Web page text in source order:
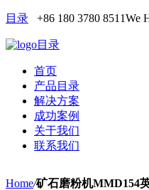
目录 +86 180 3780 8511We
目录
首页
产品目录
解决方案
成功案例
关于我们
联系我们
Home/矿石磨粉机MMD154